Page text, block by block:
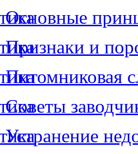
Основные
Признаки и
Питомниковая
Советы
Устранение